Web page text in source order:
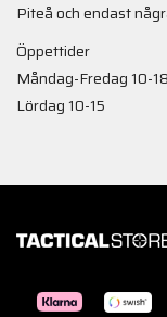
Piteå och endast
Öppettider
Måndag-Fredag 10-18
Lördag 10-15